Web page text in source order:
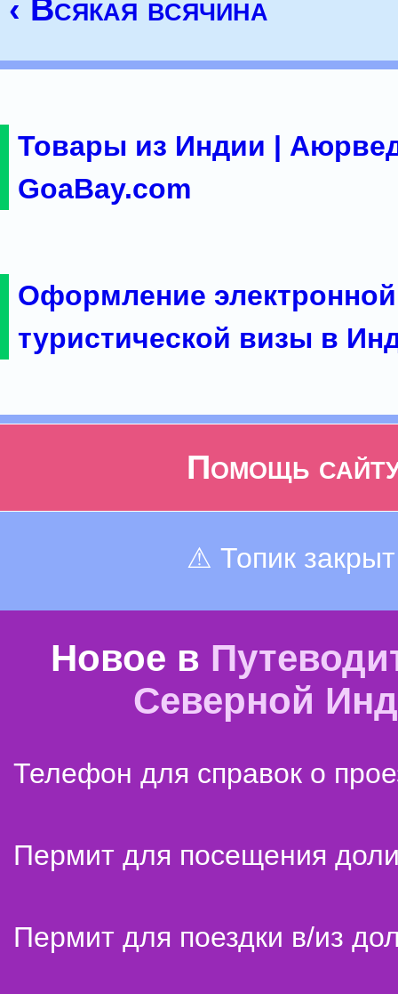
‹ Всякая всячина
Товары из Индии |
GoaBay.com
Оформление электронной
туристической визы в
Помощь
⚠ Топик закрыт
Новое в
Северной
Телефон для справок о
Пермит для посещения
Пермит для поездки в/из